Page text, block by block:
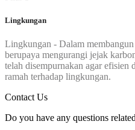
Lingkungan
Lingkungan - Dalam
berupaya mengurangi jejak
telah disempurnakan agar efisien
ramah terhadap lingkungan.
Contact Us
Do you have any questions